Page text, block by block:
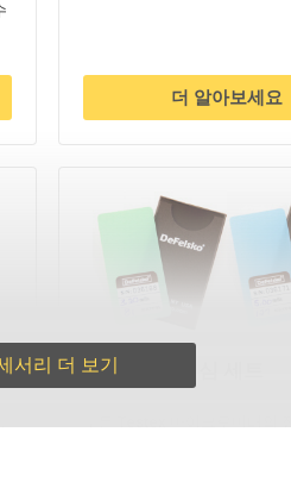
더 알아보세요
Testex 인증 심 세트
서리 더 보기